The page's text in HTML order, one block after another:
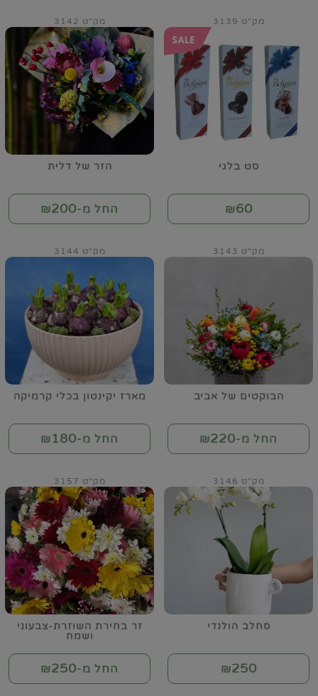
סט בלגי
מק"ט 3139
₪60
הזר של דלית
מק"ט 3142
החל מ-₪200
הבוקטים של אביב
מק"ט 3143
החל מ-₪220
מארז יקינטון בכלי קרמיקה
מק"ט 3144
החל מ-₪180
סחלב הולנדי
מק"ט 3146
₪250
זר בחירת השוזרת-צבעוני
ושמח
מק"ט 3157
החל מ-₪250